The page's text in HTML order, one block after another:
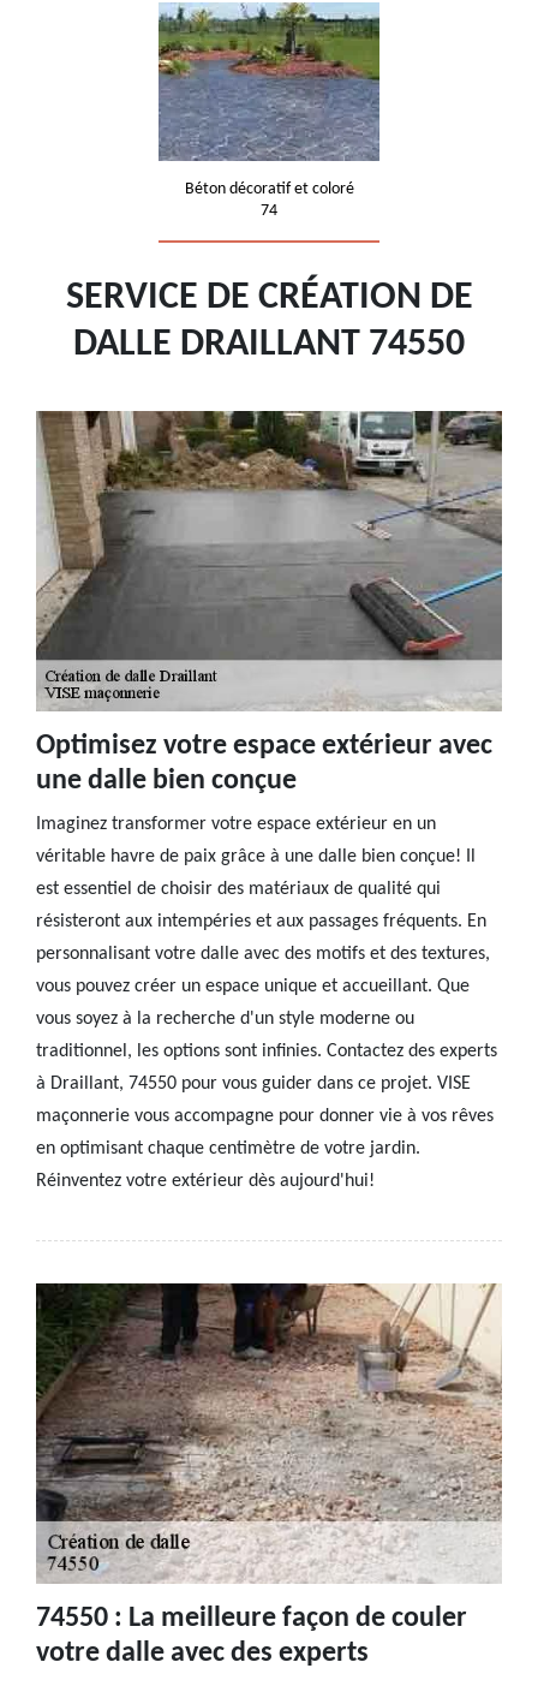
Béton décoratif et coloré
74
SERVICE DE CRÉATION DE
DALLE DRAILLANT 74550
Optimisez votre espace extérieur avec
une dalle bien conçue
Imaginez transformer votre espace extérieur en un
véritable havre de paix grâce à une dalle bien conçue! Il
est essentiel de choisir des matériaux de qualité qui
résisteront aux intempéries et aux passages fréquents. En
personnalisant votre dalle avec des motifs et des textures,
vous pouvez créer un espace unique et accueillant. Que
vous soyez à la recherche d'un style moderne ou
traditionnel, les options sont infinies. Contactez des experts
à Draillant, 74550 pour vous guider dans ce projet. VISE
maçonnerie vous accompagne pour donner vie à vos rêves
en optimisant chaque centimètre de votre jardin.
Réinventez votre extérieur dès aujourd'hui!
74550 : La meilleure façon de couler
votre dalle avec des experts